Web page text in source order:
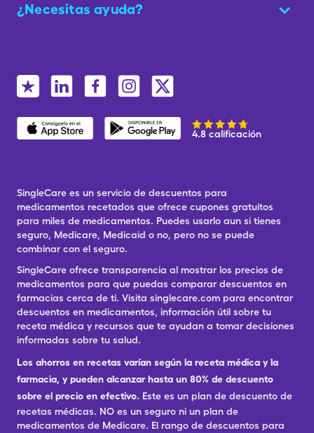
¿Necesitas ayuda?
4.8 calificación
SingleCare es un servicio de descuentos para
medicamentos recetados que ofrece cupones gratuitos
para miles de medicamentos. Puedes usarlo aun si tienes
seguro, Medicare, Medicaid o no, pero no se puede
combinar con el seguro.
SingleCare ofrece transparencia al mostrar los precios de
medicamentos para que puedas comparar descuentos en
farmacias cerca de ti. Visita singlecare.com para encontrar
descuentos en medicamentos, información útil sobre tu
receta médica y recursos que te ayudan a tomar decisiones
informadas sobre tu salud.
Los ahorros en recetas varían según la receta médica y la
farmacia, y pueden alcanzar hasta un 80% de descuento
sobre el precio en efectivo. Este es un plan de descuento de
recetas médicas. NO es un seguro ni un plan de
medicamentos de Medicare. El rango de descuentos para